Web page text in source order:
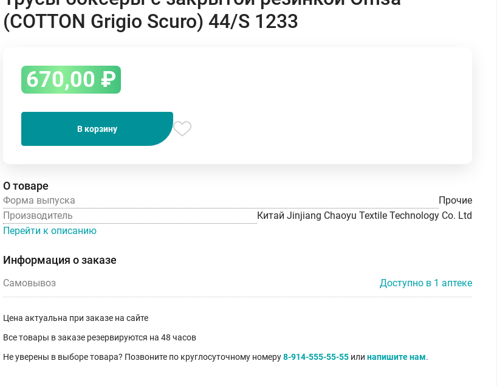
(COTTON Grigio Scuro) 44/S 1233
670,00 ₽
В корзину
О товаре
Форма выпуска
Прочие
Производитель
Китай Jinjiang Chaoyu Textile Technology Co. Ltd
Перейти к описанию
Информация о заказе
Самовывоз Доступно в 1 аптеке
Цена актуальна при заказе на сайте
Все товары в заказе резервируются на 48 часов
Не уверены в выборе товара? Позвоните по круглосуточному номеру8-914-555-55-55 или напишите нам.